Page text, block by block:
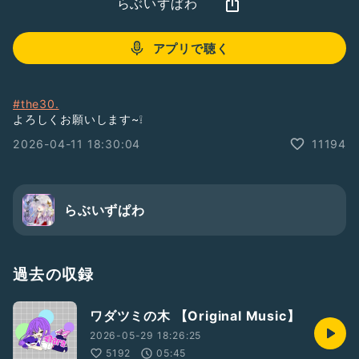
らぶいずぱわ
アプリで聴く
#the30.
よろしくお願いします~❕
2026-04-11 18:30:04
11194
らぶいずぱわ
過去の収録
ワダツミの木 【Original Music】
2026-05-29 18:26:25
5192
05:45